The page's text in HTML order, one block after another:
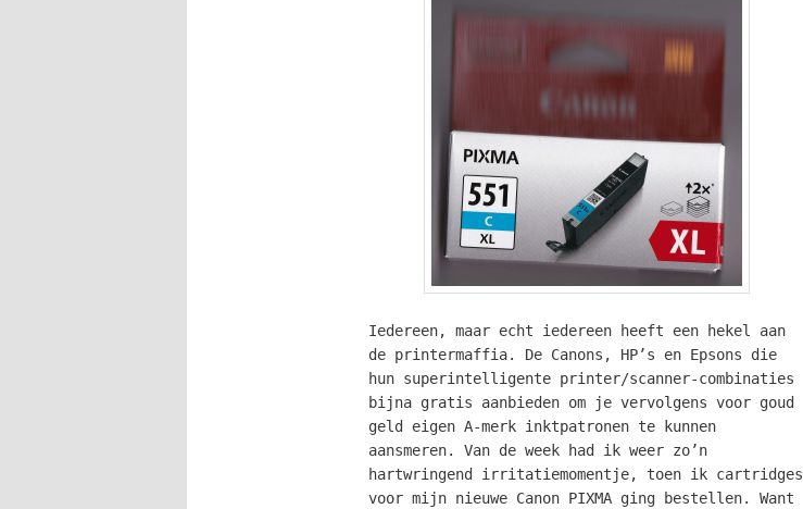
Iedereen, maar echt iedereen heeft een hekel aan
de printermaffia. De Canons, HP’s en Epsons die
hun superintelligente printer/scanner-combinaties
bijna gratis aanbieden om je vervolgens voor goud
geld eigen A-merk inktpatronen te kunnen
aansmeren. Van de week had ik weer zo’n
hartwringend irritatiemomentje, toen ik cartridges
voor mijn nieuwe Canon PIXMA ging bestellen. Want